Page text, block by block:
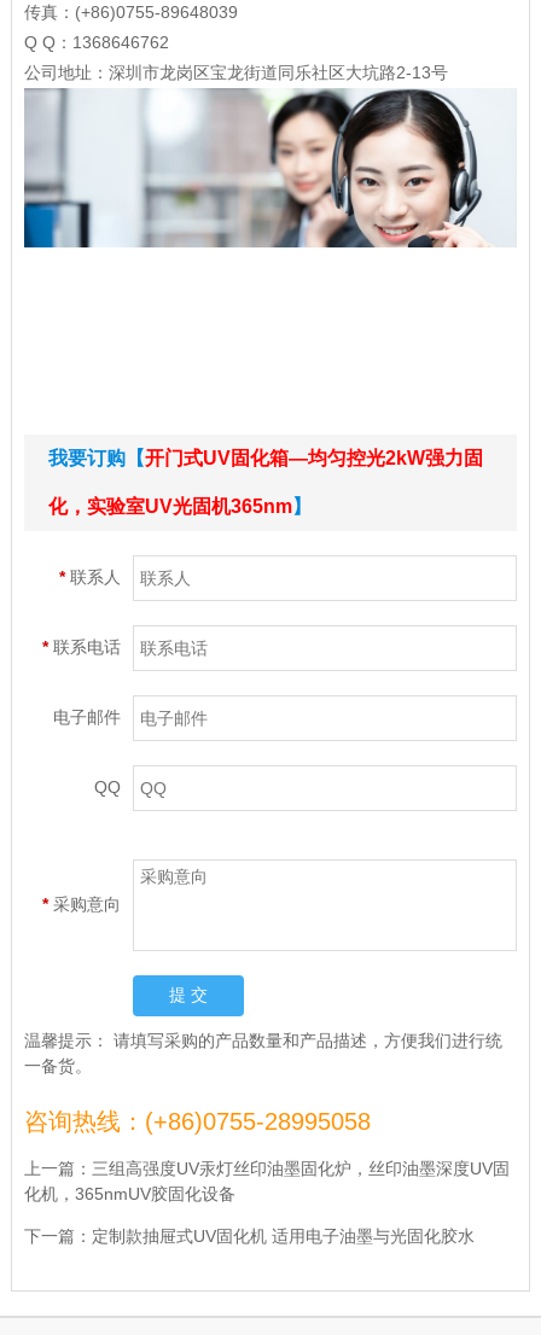
传真：(+86)0755-89648039
Q Q：1368646762
公司地址：深圳市龙岗区宝龙街道同乐社区大坑路2-13号
我要订购【开门式UV固化箱—均匀控光2kW强力固
化，实验室UV光固机365nm】
*联系人
*联系电话
电子邮件
QQ
*采购意向
温馨提示： 请填写采购的产品数量和产品描述，方便我们进行统
一备货。
咨询热线：(+86)0755-28995058
上一篇： 三组高强度UV汞灯丝印油墨固化炉，丝印油墨深度UV固
化机，365nmUV胶固化设备
下一篇： 定制款抽屉式UV固化机 适用电子油墨与光固化胶水